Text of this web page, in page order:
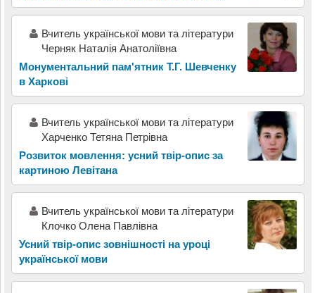
Вчитель української мови та літератури
Черняк Наталія Анатоліївна
Монументальний пам'ятник Т.Г. Шевченку
в Харкові
Вчитель української мови та літератури
Харченко Тетяна Петрівна
Розвиток мовлення: усний твір-опис за
картиною Левітана
Вчитель української мови та літератури
Клочко Олена Павлівна
Усний твір-опис зовнішності на уроці
української мови